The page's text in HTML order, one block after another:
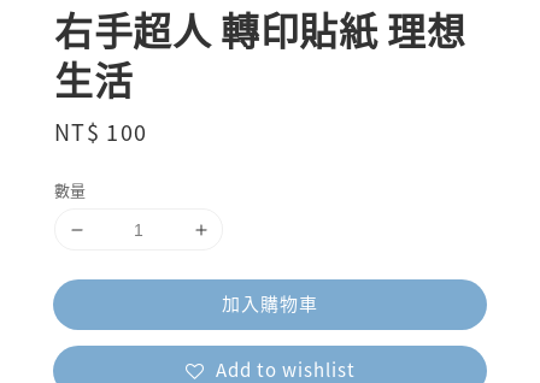
右手超人 轉印貼紙 理想
生活
Regular
NT$ 100
數量
加入購物車
Add to wishlist